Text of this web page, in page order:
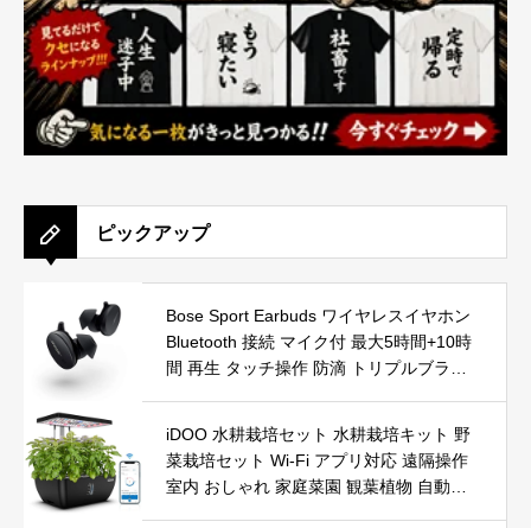
ピックアップ
Bose Sport Earbuds ワイヤレスイヤホン
Bluetooth 接続 マイク付 最大5時間+10時
間 再生 タッチ操作 防滴 トリプルブラッ
iDOO 水耕栽培セット 水耕栽培キット 野
菜栽培セット Wi-Fi アプリ対応 遠隔操作
室内 おしゃれ 家庭菜園 観葉植物 自動散